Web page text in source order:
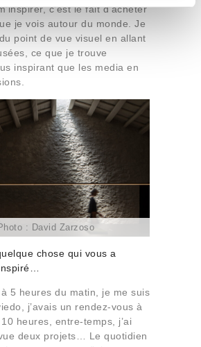
c’est le fait d’acheter
je vois autour du monde. Je
point de vue visuel en allant
ce que je trouve
inspirant que les media en
: David Zarzoso
chose qui vous a
à 5 heures du matin, je me suis
j’avais un rendez-vous à
heures, entre-temps, j’ai
deux projets… Le quotidien